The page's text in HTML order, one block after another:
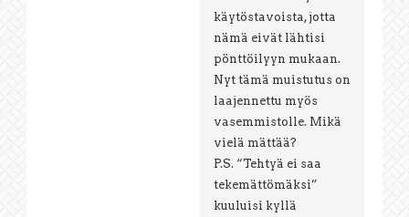
käytöstavoista, jotta
nämä eivät lähtisi
pönttöilyyn mukaan.
Nyt tämä muistutus on
laajennettu myös
vasemmistolle. Mikä
vielä mättää?
P.S. “Tehtyä ei saa
tekemättömäksi”
kuuluisi kyllä